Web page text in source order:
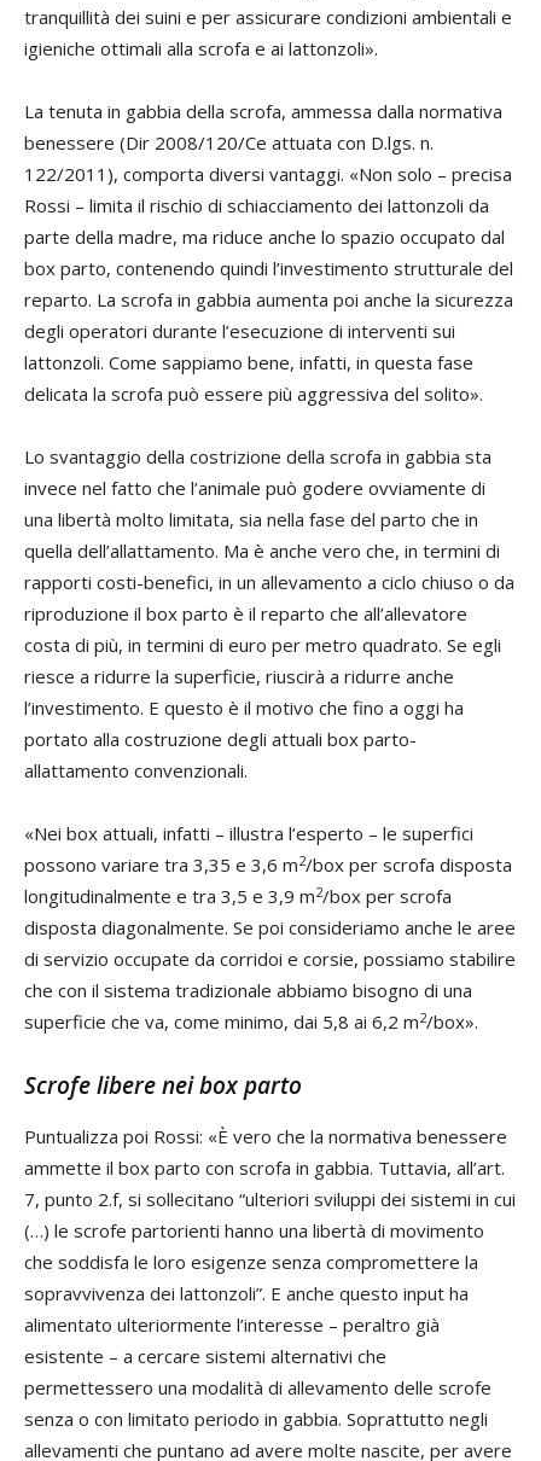
tranquillità dei suini e per assicurare condizioni ambientali e
igieniche ottimali alla scrofa e ai lattonzoli».
La tenuta in gabbia della scrofa, ammessa dalla normativa
benessere (Dir 2008/120/Ce attuata con D.lgs. n.
122/2011), comporta diversi vantaggi. «Non solo – precisa
Rossi – limita il rischio di schiacciamento dei lattonzoli da
parte della madre, ma riduce anche lo spazio occupato dal
box parto, contenendo quindi l’investimento strutturale del
reparto. La scrofa in gabbia aumenta poi anche la sicurezza
degli operatori durante l’esecuzione di interventi sui
lattonzoli. Come sappiamo bene, infatti, in questa fase
delicata la scrofa può essere più aggressiva del solito».
Lo svantaggio della costrizione della scrofa in gabbia sta
invece nel fatto che l’animale può godere ovviamente di
una libertà molto limitata, sia nella fase del parto che in
quella dell’allattamento. Ma è anche vero che, in termini di
rapporti costi-benefici, in un allevamento a ciclo chiuso o da
riproduzione il box parto è il reparto che all’allevatore
costa di più, in termini di euro per metro quadrato. Se egli
riesce a ridurre la superficie, riuscirà a ridurre anche
l’investimento. E questo è il motivo che fino a oggi ha
portato alla costruzione degli attuali box parto-
allattamento convenzionali.
«Nei box attuali, infatti – illustra l’esperto – le superfici
possono variare tra 3,35 e 3,6 m2/box per scrofa disposta
longitudinalmente e tra 3,5 e 3,9 m2/box per scrofa
disposta diagonalmente. Se poi consideriamo anche le aree
di servizio occupate da corridoi e corsie, possiamo stabilire
che con il sistema tradizionale abbiamo bisogno di una
superficie che va, come minimo, dai 5,8 ai 6,2 m2/box».
Scrofe libere nei box parto
Puntualizza poi Rossi: «È vero che la normativa benessere
ammette il box parto con scrofa in gabbia. Tuttavia, all’art.
7, punto 2.f, si sollecitano “ulteriori sviluppi dei sistemi in cui
(…) le scrofe partorienti hanno una libertà di movimento
che soddisfa le loro esigenze senza compromettere la
sopravvivenza dei lattonzoli”. E anche questo input ha
alimentato ulteriormente l’interesse – peraltro già
esistente – a cercare sistemi alternativi che
permettessero una modalità di allevamento delle scrofe
senza o con limitato periodo in gabbia. Soprattutto negli
allevamenti che puntano ad avere molte nascite, per avere